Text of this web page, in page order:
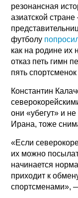
резонансная
азиатской
футболу
как на родине их
отказ петь гимн
пять
Константин
они «убегут» и
Ирана, тоже
«Если
их можно
начинается
приходит к
спортсменами»,